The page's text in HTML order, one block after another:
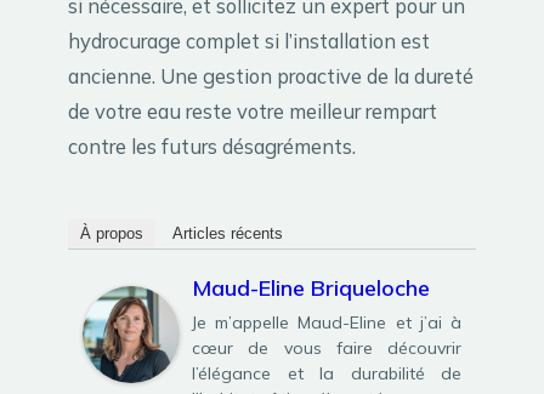
hydrocurage complet si l’installation est
ancienne. Une gestion proactive de la dureté
de votre eau reste votre meilleur rempart
contre les futurs désagréments.
À propos Articles récents
Maud-Eline Briqueloche
Je m’appelle Maud-Eline et j’ai à
cœur de vous faire découvrir
l’élégance et la durabilité de